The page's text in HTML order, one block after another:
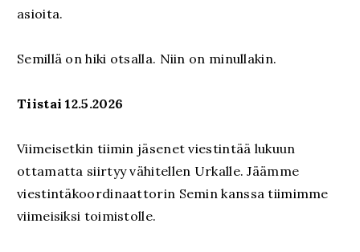
asioita.
Semillä on hiki otsalla. Niin on minullakin.
Tiistai 12.5.2026
Viimeisetkin tiimin jäsenet viestintää lukuun
ottamatta siirtyy vähitellen Urkalle. Jäämme
viestintäkoordinaattorin Semin kanssa tiimimme
viimeisiksi toimistolle.